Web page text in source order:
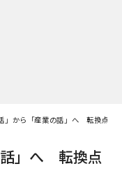
話」から「産業の話」へ 転換点を
話」へ 転換点